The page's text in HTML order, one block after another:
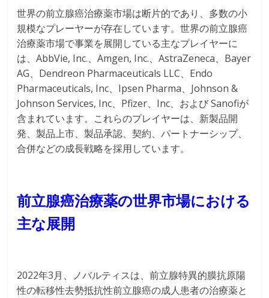
世界の前立腺癌治療薬市場は断片的であり、多数の小
規模なプレーヤーが存在しています。世界の前立腺癌
治療薬市場で事業を展開している主なプレイヤーに
は、AbbVie, Inc.、Amgen, Inc.、AstraZeneca、Bayer
AG、Dendreon Pharmaceuticals LLC、Endo
Pharmaceuticals, Inc、Ipsen Pharma、Johnson &
Johnson Services, Inc、Pfizer、Inc、および Sanofiが
含まれています。これらのプレイヤーは、新製品開
発、製品上市、製品承認、契約、パートナーシップ、
合併などの成長戦略を採用しています。
前立腺癌治療薬の世界市場における
主な展開
2022年3月、ノバルティスは、前立腺特異的膜抗原陽
性の転移性去勢抵抗性前立腺癌の成人患者の治療薬と